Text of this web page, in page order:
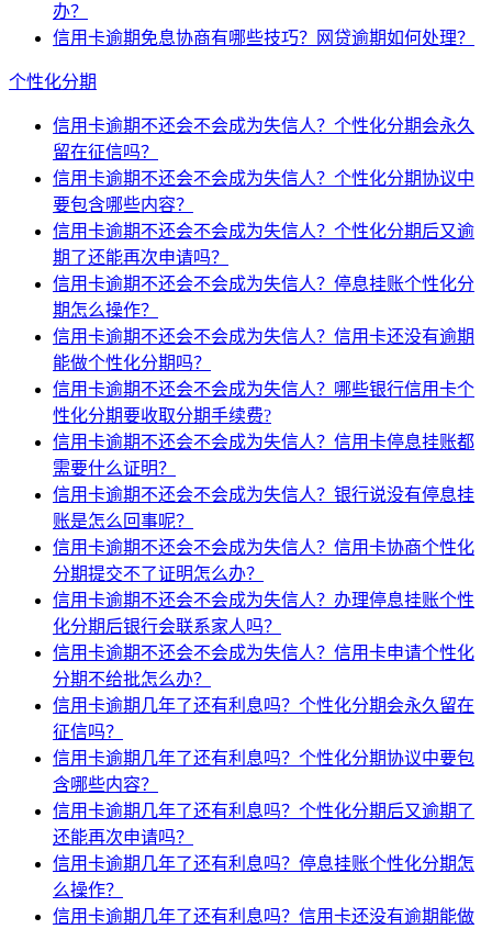
办？
信用卡逾期免息协商有哪些技巧？网贷逾期如何处理？
个性化分期
信用卡逾期不还会不会成为失信人？个性化分期会永久
留在征信吗？
信用卡逾期不还会不会成为失信人？个性化分期协议中
要包含哪些内容？
信用卡逾期不还会不会成为失信人？个性化分期后又逾
期了还能再次申请吗？
信用卡逾期不还会不会成为失信人？停息挂账个性化分
期怎么操作？
信用卡逾期不还会不会成为失信人？信用卡还没有逾期
能做个性化分期吗？
信用卡逾期不还会不会成为失信人？哪些银行信用卡个
性化分期要收取分期手续费?
信用卡逾期不还会不会成为失信人？信用卡停息挂账都
需要什么证明？
信用卡逾期不还会不会成为失信人？银行说没有停息挂
账是怎么回事呢？
信用卡逾期不还会不会成为失信人？信用卡协商个性化
分期提交不了证明怎么办？
信用卡逾期不还会不会成为失信人？办理停息挂账个性
化分期后银行会联系家人吗？
信用卡逾期不还会不会成为失信人？信用卡申请个性化
分期不给批怎么办？
信用卡逾期几年了还有利息吗？个性化分期会永久留在
征信吗？
信用卡逾期几年了还有利息吗？个性化分期协议中要包
含哪些内容？
信用卡逾期几年了还有利息吗？个性化分期后又逾期了
还能再次申请吗？
信用卡逾期几年了还有利息吗？停息挂账个性化分期怎
么操作？
信用卡逾期几年了还有利息吗？信用卡还没有逾期能做